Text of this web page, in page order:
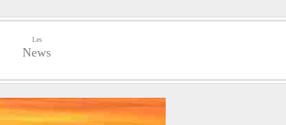
Les
News